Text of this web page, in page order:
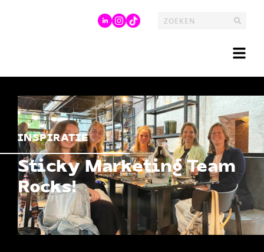
INSPIRATIE
Sticky Marketing Team
Rocks!